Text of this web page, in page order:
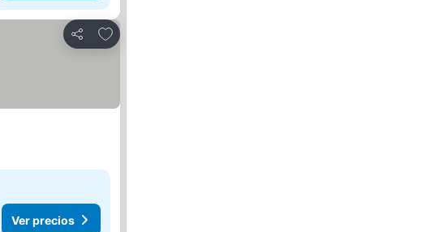
Compartir
Agregar a favoritos
Ver precios